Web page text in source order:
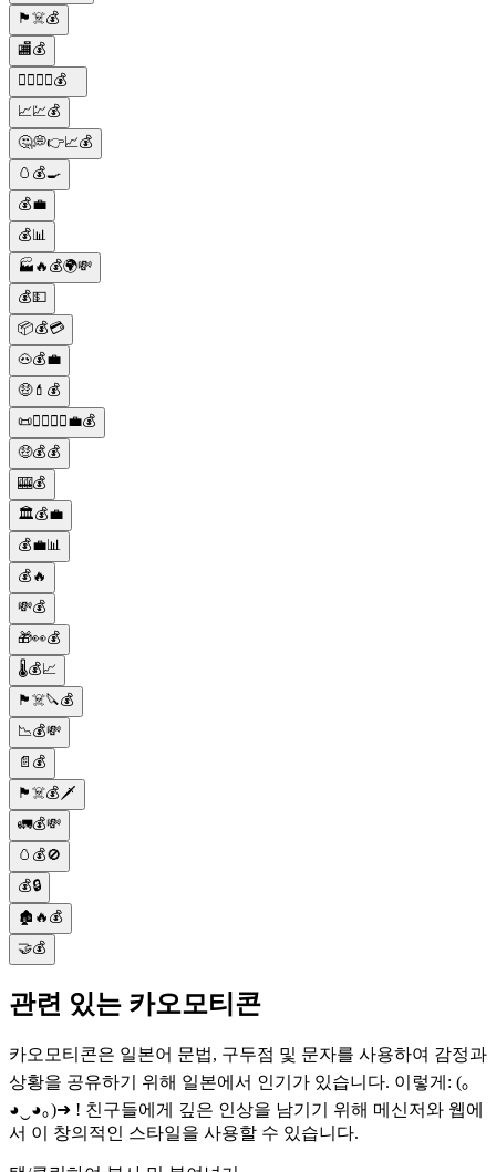
🏴‍☠️💰
🏬💰
🕵️‍♂️🔎🥚💰
📈💹💰
🤔💭👉📈💰
🥚💰🍳
💰💼
💰📊
🏭🔥💰🌍💸
💰💵
📦💰💳
🐽💰💼
🤑💄💰
📜👨‍⚖️👩‍⚖️💼💰
🤑💰💰
🎰💰
🏛️💰💼
💰💼📊
💰🔥
💸💰
🎁👀💰
🌡️💰📈
🏴‍☠️🔪💰
📉💰💸
📄💰
🏴‍☠️💰🗡️
🚛💰💸
🥚💰🚫
💰🔒
🏚️🔥💰
🤝💰
관련 있는 카오모티콘
카오모티콘은 일본어 문법, 구두점 및 문자를 사용하여 감정과
상황을 공유하기 위해 일본에서 인기가 있습니다. 이렇게: (｡
◕‿◕｡)➜ ! 친구들에게 깊은 인상을 남기기 위해 메신저와 웹에
서 이 창의적인 스타일을 사용할 수 있습니다.